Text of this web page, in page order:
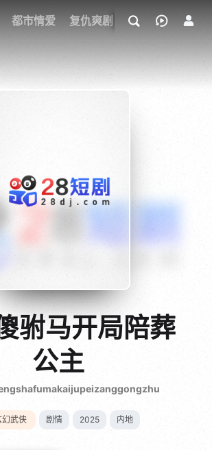
都市情爱 复仇爽剧 玄幻武侠 奇幻
影记录
condition="$obj.vod_points
剧驸马开局陪葬
公主
幻武侠 剧情 2025 内地